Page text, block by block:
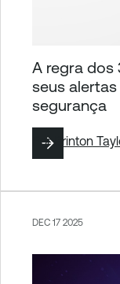
A regra dos
seus
segurança
Por Brinton
DEC 17 2025